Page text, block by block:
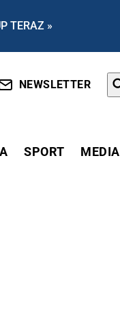
TERAZ »
NEWSLETTER
SPORT MEDIA